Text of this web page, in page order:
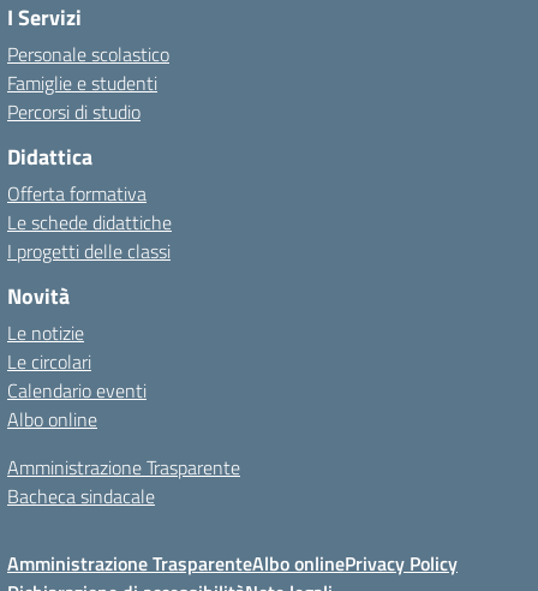
I Servizi
Personale scolastico
Famiglie e studenti
Percorsi di studio
Didattica
Offerta formativa
Le schede didattiche
I progetti delle classi
Novità
Le notizie
Le circolari
Calendario eventi
Albo online
Amministrazione Trasparente
Bacheca sindacale
Amministrazione TrasparenteAlbo onlinePrivacy Policy